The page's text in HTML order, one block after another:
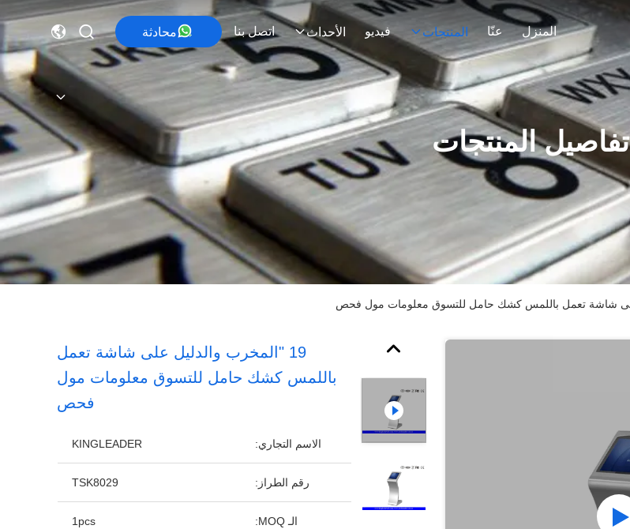
المنزل عنّا المنتجات فيديو الأحداث اتصل بنا محادثة
تفاصيل المنتجات
19 "المخرب والدليل على شاشة تعمل
باللمس كشك حامل للتسوق معلومات مول
فحص
الاسم التجاري: KINGLEADER
رقم الطراز: TSK8029
الـ MOQ: 1pcs